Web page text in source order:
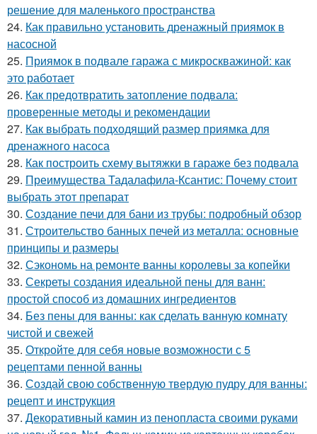
решение для маленького пространства
24. Как правильно установить дренажный приямок в
насосной
25. Приямок в подвале гаража с микроскважиной: как
это работает
26. Как предотвратить затопление подвала:
проверенные методы и рекомендации
27. Как выбрать подходящий размер приямка для
дренажного насоса
28. Как построить схему вытяжки в гараже без подвала
29. Преимущества Тадалафила-Ксантис: Почему стоит
выбрать этот препарат
30. Создание печи для бани из трубы: подробный обзор
31. Строительство банных печей из металла: основные
принципы и размеры
32. Сэкономь на ремонте ванны королевы за копейки
33. Секреты создания идеальной пены для ванн:
простой способ из домашних ингредиентов
34. Без пены для ванны: как сделать ванную комнату
чистой и свежей
35. Откройте для себя новые возможности с 5
рецептами пенной ванны
36. Создай свою собственную твердую пудру для ванны:
рецепт и инструкция
37. Декоративный камин из пенопласта своими руками